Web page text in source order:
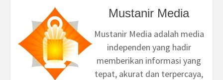
Mustanir Media
Mustanir Media adalah media
independen yang hadir
memberikan informasi yang
tepat, akurat dan terpercaya,